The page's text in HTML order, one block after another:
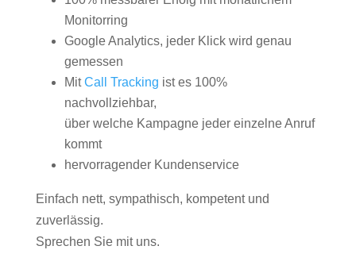
Monitorring
Google Analytics, jeder Klick wird genau
gemessen
MitCall Tracking ist es 100%
nachvollziehbar,
über welche Kampagne jeder einzelne Anruf
kommt
hervorragender Kundenservice
Einfach nett, sympathisch, kompetent und
zuverlässig.
Sprechen Sie mit uns.